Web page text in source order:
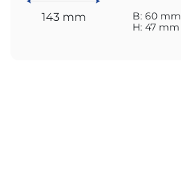
143 mm
B: 60 mm
H: 47 mm